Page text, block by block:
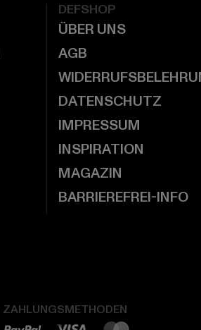
DEFSHOP
ÜBER UNS
AGB
DATENSCHUTZ
IMPRESSUM
INSPIRATION
MAGAZIN
BARRIEREFREI-INFO
ZAHLUNGSMETHODEN